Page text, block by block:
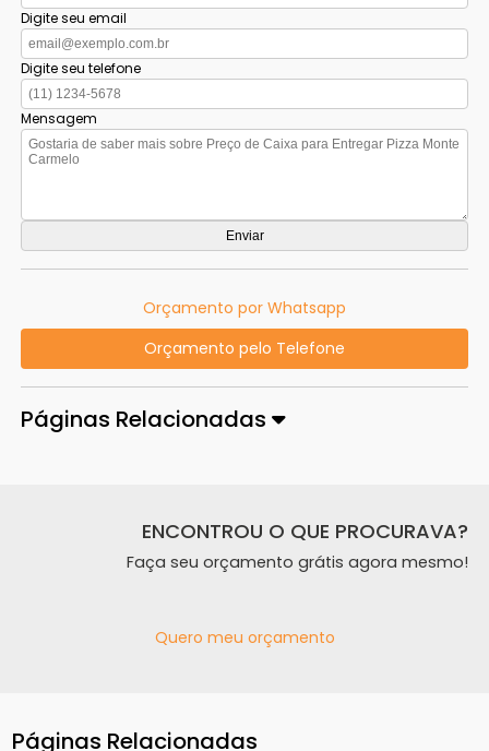
Digite seu email
Digite seu telefone
Mensagem
Orçamento por Whatsapp
Orçamento pelo Telefone
Páginas Relacionadas
ENCONTROU O QUE PROCURAVA?
Faça seu orçamento grátis agora mesmo!
Quero meu orçamento
Páginas Relacionadas